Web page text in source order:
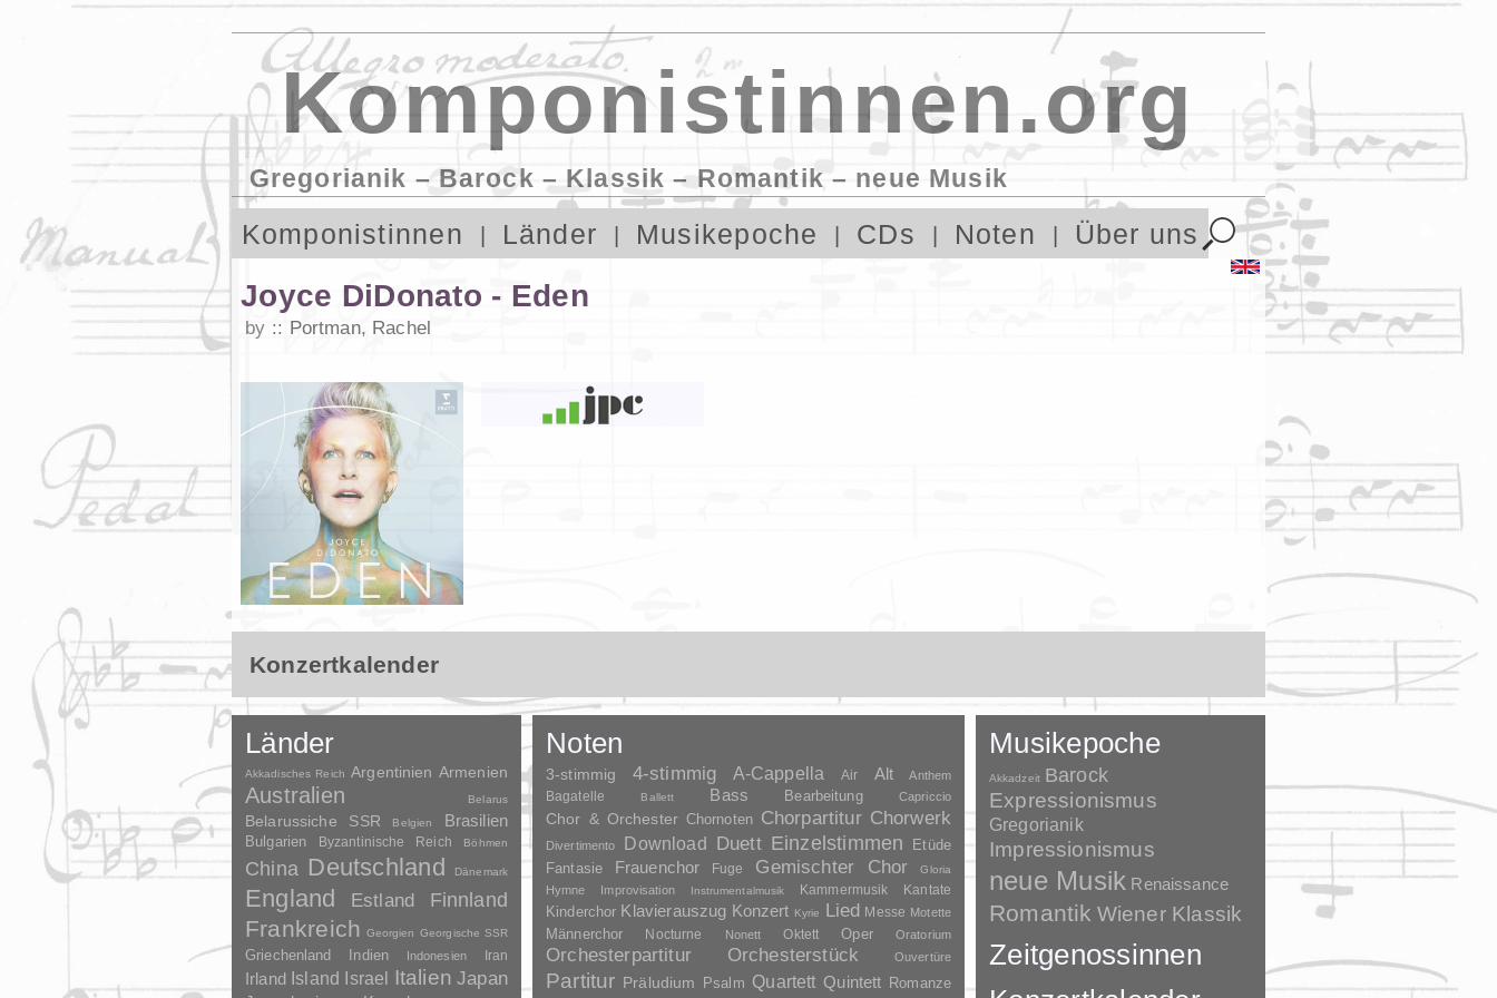
Komponistinnen.org
Gregorianik – Barock – Klassik – Romantik – neue Musik
Komponistinnen Länder Musikepoche CDs Noten Über uns
Joyce DiDonato - Eden
by Portman, Rachel
Konzertkalender
Länder
Akkadisches Reich Argentinien Armenien
Australien Belarus
Belarussiche SSR Belgien Brasilien
Bulgarien Byzantinische Reich Böhmen
China Deutschland Dänemark
England Estland Finnland
Frankreich Georgien Georgische SSR
Griechenland Indien Indonesien Iran
Irland Island Israel Italien Japan
Noten
3-stimmig 4-stimmig A-Cappella Air Alt Anthem
Bagatelle Ballett Bass Bearbeitung Capriccio
Chor & Orchester Chornoten Chorpartitur Chorwerk
Divertimento Download Duett Einzelstimmen Etüde
Fantasie Frauenchor Fuge Gemischter Chor Gloria
Hymne Improvisation Instrumentalmusik Kammermusik Kantate
Kinderchor Klavierauszug Konzert Kyrie Lied Messe Motette
Männerchor Nocturne Nonett Oktett Oper Oratorium
Orchesterpartitur Orchesterstück Ouvertüre
Partitur Präludium Psalm Quartett Quintett Romanze
Musikepoche
Akkadzeit Barock
Expressionismus
Gregorianik
Impressionismus
neue Musik Renaissance
Romantik Wiener Klassik
Zeitgenossinnen